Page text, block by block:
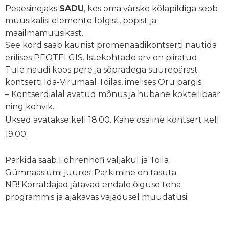
Peaesinejaks SADU, kes oma värske kõlapildiga seob
muusikalisi elemente folgist, popist ja
maailmamuusikast.
See kord saab kaunist promenaadikontserti nautida
erilises PEOTELGIS. Istekohtade arv on piiratud.
Tule naudi koos pere ja sõpradega suurepärast
kontserti Ida-Virumaal Toilas, imelises Oru pargis.
– Kontserdialal avatud mõnus ja hubane kokteilibaar
ning kohvik.
Uksed avatakse kell 18:00. Kahe osaline kontsert kell
19.00.
Parkida saab Föhrenhofi väljakul ja Toila
Gümnaasiumi juures! Parkimine on tasuta.
NB! Korraldajad jätavad endale õiguse teha
programmis ja ajakavas vajadusel muudatusi.